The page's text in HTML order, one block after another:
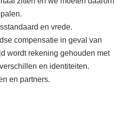
en vrede.
compensatie in geval van
wordt rekening gehouden met
en identiteiten.
en partners.